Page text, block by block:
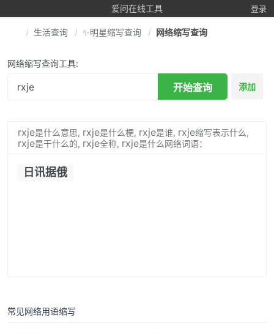
爱问在线工具 登录
生活查询 ✨明星缩写查询 网络缩写查询
网络缩写查询工具:
开始查询 添加
rxje是什么意思, rxje是什么梗, rxje是谁, rxje缩写表示什么,
rxje是干什么的, rxje全称, rxje是什么网络词语：
日讯据俄
常见网络用语缩写